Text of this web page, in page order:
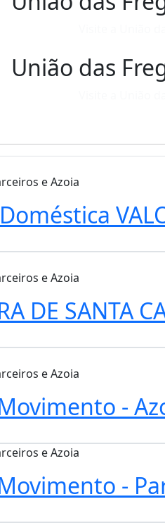
União das
e Azoia
e Azoia
DE SANTA
e Azoia
-
e Azoia
-